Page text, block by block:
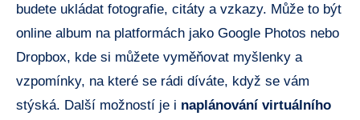
budete ukládat fotografie, citáty a vzkazy. Může to být
online album na platformách jako Google Photos nebo
Dropbox, kde si můžete vyměňovat myšlenky a
vzpomínky, na které se rádi díváte, když se vám
stýská. Další možností je i naplánování virtuálního